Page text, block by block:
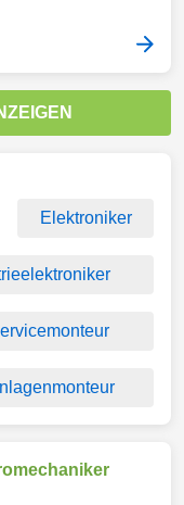
Elektroniker